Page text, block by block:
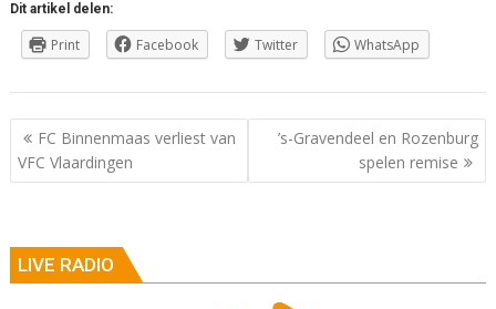
Dit artikel delen:
Print Facebook Twitter WhatsApp
Berichtnavigatie
FC Binnenmaas verliest van
VFC Vlaardingen
’s-Gravendeel en Rozenburg
spelen remise
LIVE RADIO